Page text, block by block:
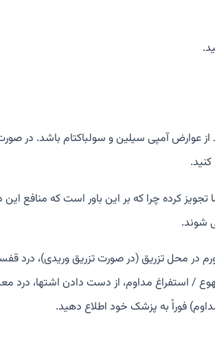
از عوارض آمپی سیلین و سولباکتام باشد. در
کرده چرا که بر این باور است که منافع
شوند.
در محل تزریق (در صورت تزریق وریدی)، درد
/ استفراغ مداوم، از دست دادن اشتها،
فوراً به پزشک خود اطلاع دهید.